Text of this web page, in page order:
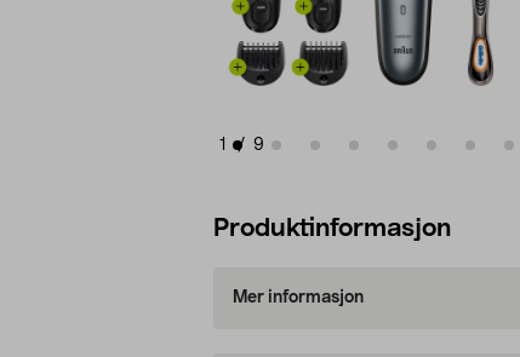
1 / 9
Produktinformasjon
Mer informasjon